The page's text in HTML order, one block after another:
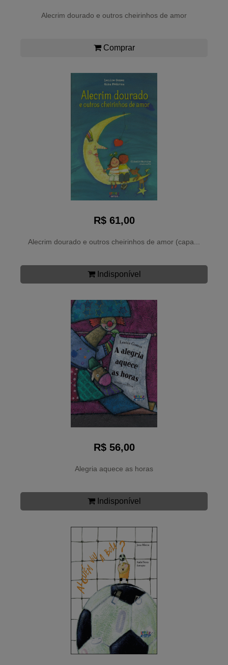
Alecrim dourado e outros cheirinhos de amor
Comprar
R$ 61,00
Alecrim dourado e outros cheirinhos de amor (capa...
Indisponível
R$ 56,00
Alegria aquece as horas
Indisponível